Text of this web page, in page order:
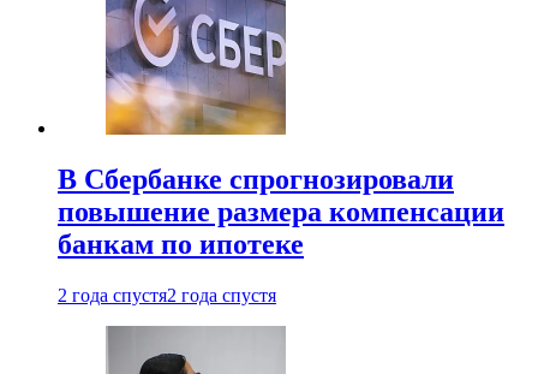
В Сбербанке спрогнозировали
повышение размера компенсации
банкам по ипотеке
2 года спустя2 года спустя